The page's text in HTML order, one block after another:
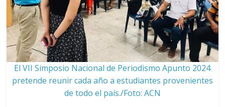
El VII Simposio Nacional de Periodismo Apunto 2024
pretende reunir cada año a estudiantes provenientes
de todo el país./Foto: ACN